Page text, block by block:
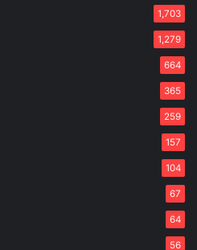
1,703
1,279
664
365
259
157
104
67
64
56